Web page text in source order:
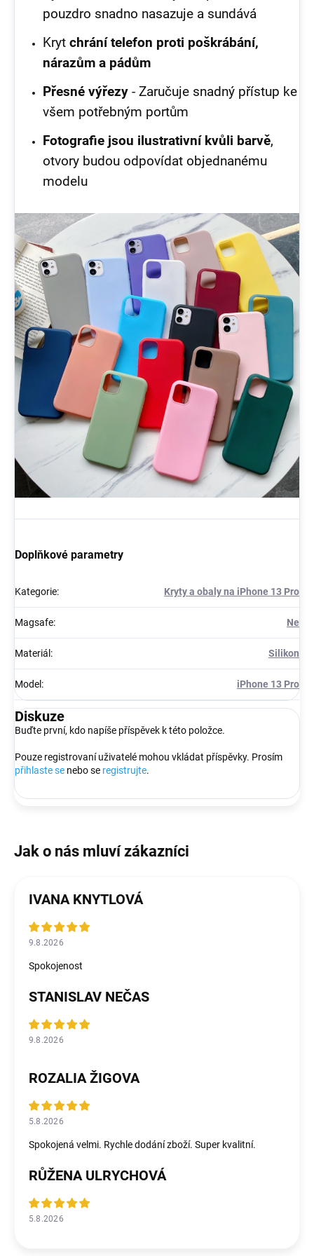
pouzdro snadno nasazuje a sundává
Kryt chrání telefon proti poškrábání,
nárazům a pádům
Přesné výřezy - Zaručuje snadný přístup ke
všem potřebným portům
Fotografie jsou ilustrativní kvůli barvě,
otvory budou odpovídat objednanému
modelu
Doplňkové parametry
Kategorie: Kryty a obaly na iPhone 13 Pro
Magsafe: Ne
Materiál : Silikon
Model : iPhone 13 Pro
Diskuze
Buďte první, kdo napíše příspěvek k této položce.
Pouze registrovaní uživatelé mohou vkládat příspěvky. Prosím
přihlaste se nebo se registrujte.
IVANA KNYTLOVÁ
9.8.2026
Spokojenost
STANISLAV NEČAS
9.8.2026
ROZALIA ŽIGOVA
5.8.2026
Spokojená velmi. Rychle dodání zboží. Super kvalitní.
RŮŽENA ULRYCHOVÁ
5.8.2026